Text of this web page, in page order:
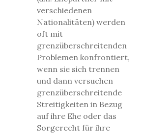
verschiedenen
Nationalitäten) werden
oft mit
grenzüberschreitenden
Problemen konfrontiert,
wenn sie sich trennen
und dann versuchen
grenzüberschreitende
Streitigkeiten in Bezug
auf ihre Ehe oder das
Sorgerecht für ihre